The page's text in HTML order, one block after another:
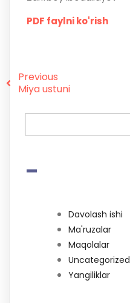
PDF faylni ko'rish
Previous
Miya ustuni
-
Davolash ishi
Ma'ruzalar
Maqolalar
Uncategorized
Yangiliklar